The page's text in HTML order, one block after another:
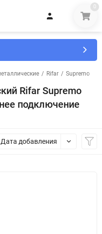
0
/ Rifar / Supremo
Rifar Supremo
подключение
Дата добавления